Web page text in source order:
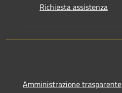
Richiesta assistenza
Amministrazione trasparente